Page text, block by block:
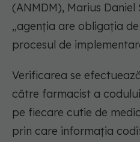
(ANMDM), Marius
„agenția are obligația
procesul de
Verificarea se
către farmacist a
pe fiecare cutie de
prin care informația